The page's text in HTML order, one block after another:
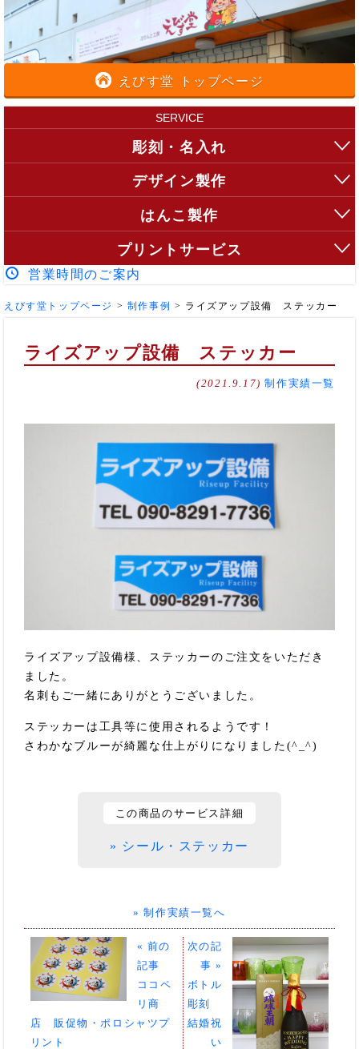
えびす堂 トップページ
SERVICE
彫刻・名入れ
デザイン製作
はんこ製作
プリントサービス
営業時間のご案内
えびす堂トップページ > 制作事例 > ライズアップ設備 ステッカー
ライズアップ設備 ステッカー
(2021.9.17) 制作実績一覧
ライズアップ設備様、ステッカーのご注文をいただき
ました。
名刺もご一緒にありがとうございました。
ステッカーは工具等に使用されるようです！
さわかなブルーが綺麗な仕上がりになりました(^_^)
この商品のサービス詳細
» シール・ステッカー
» 制作実績一覧へ
« 前の
記事
ココペ
リ商
店 販促物・ポロシャツプ
リント
次の記
事 »
ボトル
彫刻
結婚祝
い